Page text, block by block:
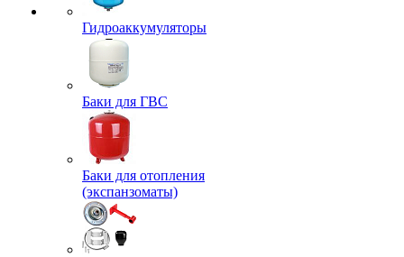
Гидроаккумуляторы
Баки для ГВС
Баки для отопления
(экспанзоматы)